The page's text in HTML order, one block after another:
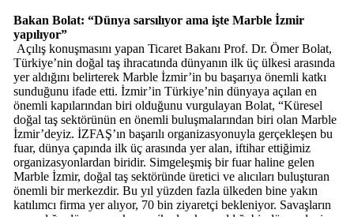
Bakan Bolat: “Dünya sarsılıyor ama işte Marble İzmir
yapılıyor”
Açılış konuşmasını yapan Ticaret Bakanı Prof. Dr. Ömer Bolat,
Türkiye’nin doğal taş ihracatında dünyanın ilk üç ülkesi arasında
yer aldığını belirterek Marble İzmir’in bu başarıya önemli katkı
sunduğunu ifade etti. İzmir’in Türkiye’nin dünyaya açılan en
önemli kapılarından biri olduğunu vurgulayan Bolat, “Küresel
doğal taş sektörünün en önemli buluşmalarından biri olan Marble
İzmir’deyiz. İZFAŞ’ın başarılı organizasyonuyla gerçekleşen bu
fuar, dünya çapında ilk üç arasında yer alan, iftihar ettiğimiz
organizasyonlardan biridir. Simgeleşmiş bir fuar haline gelen
Marble İzmir, doğal taş sektöründe üretici ve alıcıları buluşturan
önemli bir merkezdir. Bu yıl yüzden fazla ülkeden bine yakın
katılımcı firma yer alıyor, 70 bin ziyaretçi bekleniyor. Savaşların